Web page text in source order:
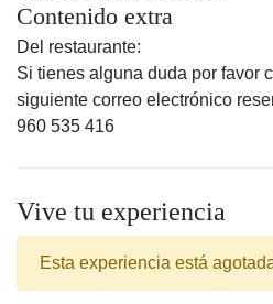
Contenido extra
Del restaurante:
Si tienes alguna duda por favor
siguiente correo electrónico
960 535 416
Vive tu experiencia
Esta experiencia está